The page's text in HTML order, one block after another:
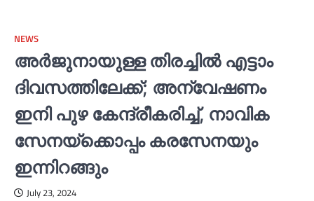
NEWS
അര്‍ജുനായുള്ള തിരച്ചില്‍ എട്ടാം
ദിവസത്തിലേക്ക്; അന്വേഷണം
ഇനി പുഴ കേന്ദ്രീകരിച്ച്‌, നാവിക
സേനയ്‌ക്കൊപ്പം കരസേനയും
ഇന്നിറങ്ങും
July 23, 2024